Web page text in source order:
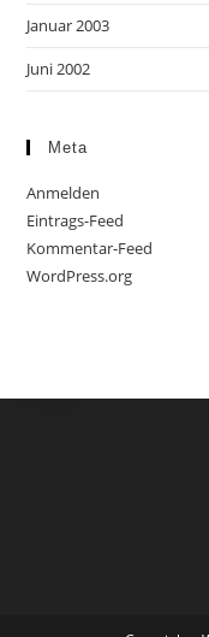
Januar 2003
Juni 2002
Meta
Anmelden
Eintrags-Feed
Kommentar-Feed
WordPress.org